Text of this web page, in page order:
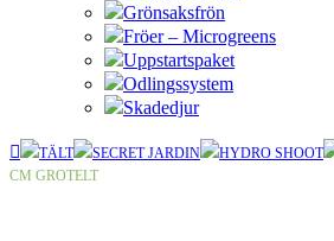
Grönsaksfrön
Fröer – Microgreens
Uppstartspaket
Odlingssystem
Skadedjur
TÄLT SECRET JARDIN HYDRO SHOOT
CM GROTELT